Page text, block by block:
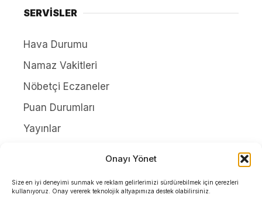
Onayı Yönet
Size en iyi deneyimi sunmak ve reklam gelirlerimizi sürdürebilmek için çerezleri
kullanıyoruz. Onay vererek teknolojik altyapımıza destek olabilirsiniz.
SERVİSLER
Hava Durumu
Namaz Vakitleri
Nöbetçi Eczaneler
Puan Durumları
Yayınlar
İletişim